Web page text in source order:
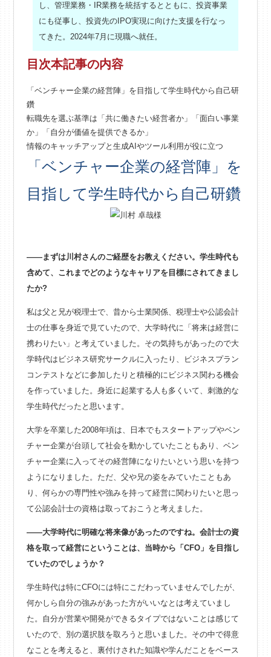
し、管理業務・IR業務を統括するとともに、投資事業
にも従事し、投資先のIPO実現に向けた支援を行なっ
てきた。2024年7月に現職へ就任。
目次本記事の内容
「ベンチャー企業の経営陣」を目指して学生時代から自己研
鑽
転職先を選ぶ基準は「共に働きたい経営者か」「面白い事業
か」「自分が価値を提供できるか」
情報のキャッチアップと生成AIやツール利用が役に立つ
「ベンチャー企業の経営陣」を
目指して学生時代から自己研鑽
――まずは川村さんのご経歴をお教えください。学生時代も
含めて、これまでどのようなキャリアを目標にされてきまし
たか?
私は父と兄が税理士で、昔から士業関係、税理士や公認会計
士の仕事を身近で見ていたので、大学時代に「将来は経営に
携わりたい」と考えていました。その気持ちがあったので大
学時代はビジネス研究サークルに入ったり、ビジネスプラン
コンテストなどに参加したりと積極的にビジネス関わる機会
を作っていました。身近に起業する人も多くいて、刺激的な
学生時代だったと思います。
大学を卒業した2008年頃は、日本でもスタートアップやベン
チャー企業が台頭して社会を動かしていたこともあり、ベン
チャー企業に入ってその経営陣になりたいという思いを持つ
ようになりました。ただ、父や兄の姿をみていたこともあ
り、何らかの専門性や強みを持って経営に関わりたいと思っ
て公認会計士の資格は取っておこうと考えました。
――大学時代に明確な将来像があったのですね。会計士の資
格を取って経営にということは、当時から「CFO」を目指し
ていたのでしょうか？
学生時代は特にCFOには特にこだわっていませんでしたが、
何かしら自分の強みがあった方がいいなとは考えていまし
た。自分が営業や開発ができるタイプではないことは感じて
いたので、別の選択肢を取ろうと思いました。その中で得意
なことを考えると、裏付けされた知識や学んだことをベース